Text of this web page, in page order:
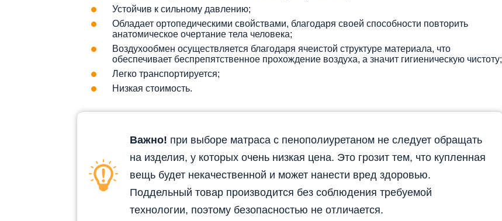
Устойчив к сильному давлению;
Обладает ортопедическими свойствами, благодаря своей способности повторить
анатомическое очертание тела человека;
Воздухообмен осуществляется благодаря ячеистой структуре материала, что
обеспечивает беспрепятственное прохождение воздуха, а значит гигиеническую чистоту;
Легко транспортируется;
Низкая стоимость.
Важно! при выборе матраса с пенополиуретаном не следует обращать
на изделия, у которых очень низкая цена. Это грозит тем, что купленная
вещь будет некачественной и может нанести вред здоровью.
Поддельный товар производится без соблюдения требуемой
технологии, поэтому безопасностью не отличается.